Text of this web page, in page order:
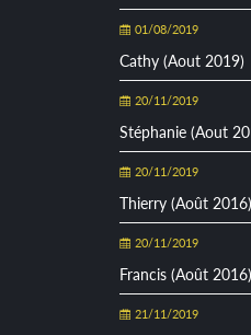
01/08/2019
Cathy (Aout 2019)
20/11/2019
Stéphanie (Aout
20/11/2019
Thierry (Août 2016)
20/11/2019
Francis (Août 2016)
21/11/2019